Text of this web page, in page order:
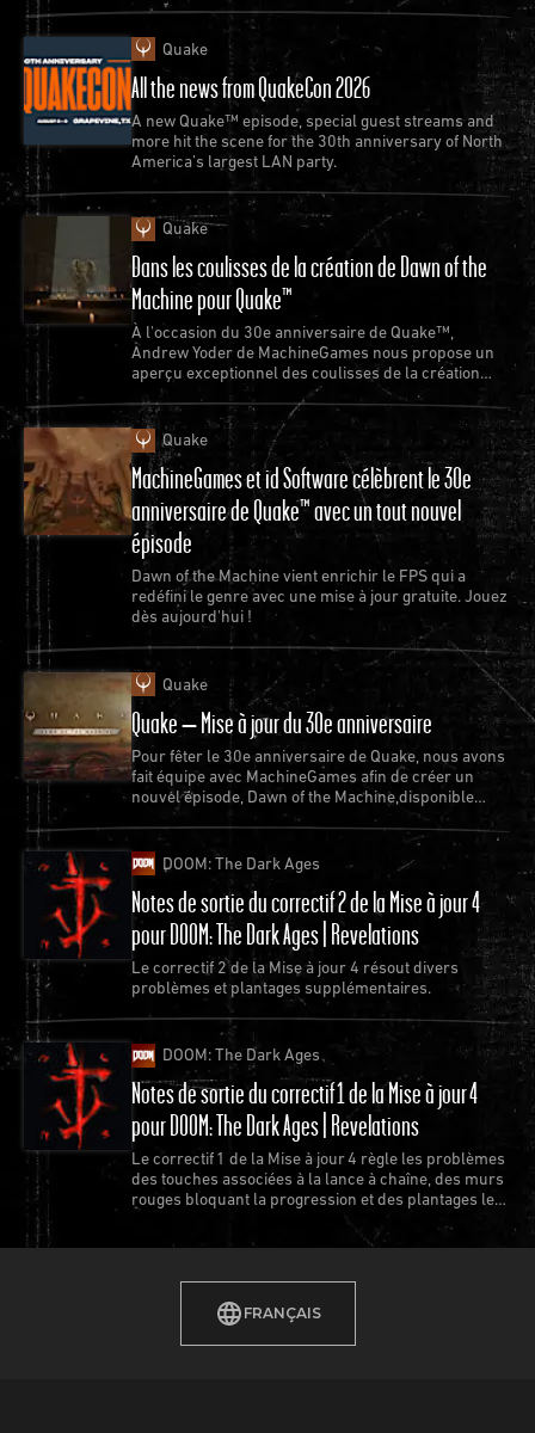
Quake
All the news from QuakeCon 2026
A new Quake™ episode, special guest streams and
more hit the scene for the 30th anniversary of North
America’s largest LAN party.
Quake
Dans les coulisses de la création de Dawn of the
Machine pour Quake™
À l'occasion du 30e anniversaire de Quake™,
Andrew Yoder de MachineGames nous propose un
aperçu exceptionnel des coulisses de la création
d'un nouvel épisode de Quake.
Quake
MachineGames et id Software célèbrent le 30e
anniversaire de Quake™ avec un tout nouvel
épisode
Dawn of the Machine vient enrichir le FPS qui a
redéfini le genre avec une mise à jour gratuite. Jouez
dès aujourd'hui !
Quake
Quake – Mise à jour du 30e anniversaire
Pour fêter le 30e anniversaire de Quake, nous avons
fait équipe avec MachineGames afin de créer un
nouvel épisode, Dawn of the Machine,disponible
gratuitement pour Quake.
DOOM: The Dark Ages
Notes de sortie du correctif 2 de la Mise à jour 4
pour DOOM: The Dark Ages | Revelations
Le correctif 2 de la Mise à jour 4 résout divers
problèmes et plantages supplémentaires.
DOOM: The Dark Ages
Notes de sortie du correctif 1 de la Mise à jour 4
pour DOOM: The Dark Ages | Revelations
Le correctif 1 de la Mise à jour 4 règle les problèmes
des touches associées à la lance à chaîne, des murs
rouges bloquant la progression et des plantages les
FRANÇAIS